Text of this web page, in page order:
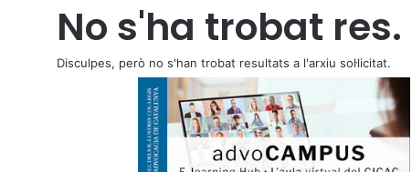
No s'ha trobat res.
Disculpes, però no s'han trobat resultats a l'arxiu sol·licitat.